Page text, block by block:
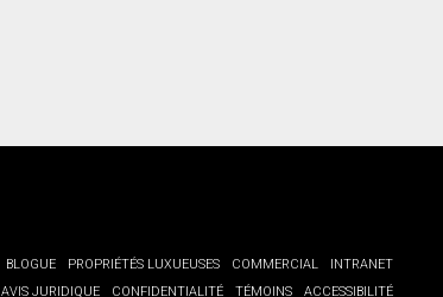
BLOGUE PROPRIÉTÉS LUXUEUSES COMMERCIAL
INTRANET
AVIS JURIDIQUE
CONFIDENTIALITÉ TÉMOINS ACCESSIBILITÉ